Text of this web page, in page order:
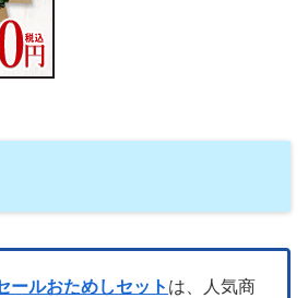
ールおためしセット は、人気商